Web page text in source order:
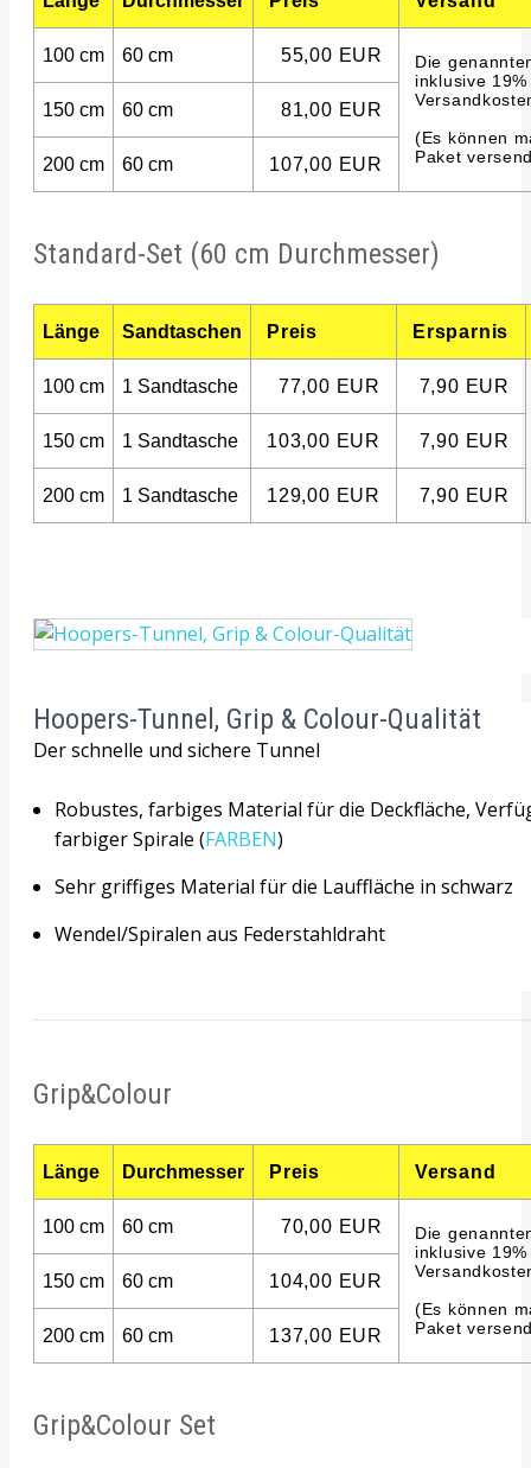
100 cm 60 cm 55,00 EUR
Die
inklusive
(Es können
Paket
150 cm 60 cm 81,00 EUR
200 cm 60 cm 107,00 EUR
Standard-Set (60 cm Durchmesser)
Länge Sandtaschen Preis Ersparnis
100 cm 1 Sandtasche 77,00 EUR 7,90 EUR
150 cm 1 Sandtasche 103,00 EUR 7,90 EUR
200 cm 1 Sandtasche 129,00 EUR 7,90 EUR
Hoopers-Tunnel, Grip & Colour-Qualität
Der schnelle und sichere Tunnel
Robustes, farbiges Material für die Deckfläche,
farbiger Spirale (FARBEN)
Sehr griffiges Material für die Lauffläche in schwarz
Wendel/Spiralen aus Federstahldraht
Grip&Colour
Länge Durchmesser Preis Versand
100 cm 60 cm 70,00 EUR
Die
inklusive
(Es können
Paket
150 cm 60 cm 104,00 EUR
200 cm 60 cm 137,00 EUR
Grip&Colour Set